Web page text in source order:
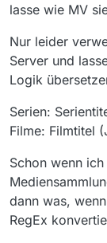
lasse wie MV
Nur leider
Server und
Logik
Serien:
Filme: Filmtitel
Schon wenn
dann was,
RegEx